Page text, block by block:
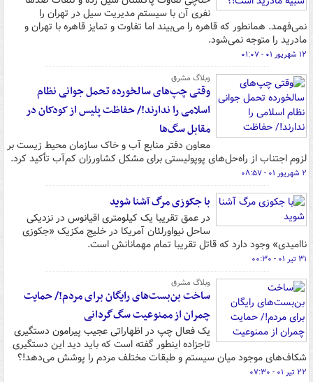
نفری آن با سیستم مدیریت سیل در تهران را
نمی‌فهمد. همانطور که قاهره را می‌بیند اما تفاوت و تمایز قاهره با تهران و
مادرید را متوجه نمی‌شود.
۱۲ شهریور ۰۱ - ۰۱:۰۷
وبلاگ مشرق
وقتی چپ‌های سالخورده تحمل جوانی نظام
اسلامی را ندارند!/ حفاظت پلیس از کودکان در
مقابل سگ‌ها
معاون دفتر منابع آب و خاک سازمان محیط زیست بر
لزوم اجتناب از راه‌حل‌های پوپولیستی برای مشکل کشاورزان کم‌آب تأکید کرد.
۲ شهریور ۰۱ - ۰۸:۵۷
با جکوزی مرگ آشنا شوید
در عمق تقریبا یک کیلومتری اقیانوس در نزدیکی
ساحل نیواورلئان آمریکا در خلیج مکزیک «جکوزی
ناامیدی» وجود دارد که قاتل تقریبا تمام مهمانانش است.
۳۱ تیر ۰۱ - ۰۰:۳۰
وبلاگ مشرق
ساخت بن‌بست‌های رایگان برای مردم!/ حمایت
چمران از ممنوعیت سگ‌گردانی
یک فعال چپ در اظهاراتی عجیب پیرامون دستگیری
تاجزاده اینطور گفته است که باید دید این دستگیری
شکاف‌های موجود میان سیستم و طبقات مختلف مردم را پوشش می‌دهد!؟
۲۲ تیر ۰۱ - ۰۷:۳۰